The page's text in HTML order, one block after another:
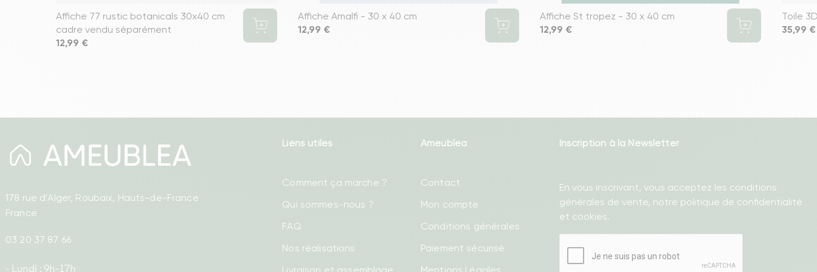
Affiche 77 rustic botanicals 30x40 cm
cadre vendu séparément
Prix
12,99 €
Affiche Amalfi - 30 x 40 cm
Prix
12,99 €
Affiche St tropez - 30 x 40 cm
Prix
12,99 €
Toile
Prix
35,99 €
178 rue d'Alger, Roubaix, Hauts-de-France
France
03 20 37 87 66
- Lundi : 9h-17h
Liens utiles
Comment ça marche ?
Qui sommes-nous ?
FAQ
Nos réalisations
Ameublea
Contact
Mon compte
Conditions générales
Paiement sécurisé
Inscription à la Newsletter
En vous inscrivant, vous acceptez les conditions
générales de vente, notre politique de confidentialité
et cookies.